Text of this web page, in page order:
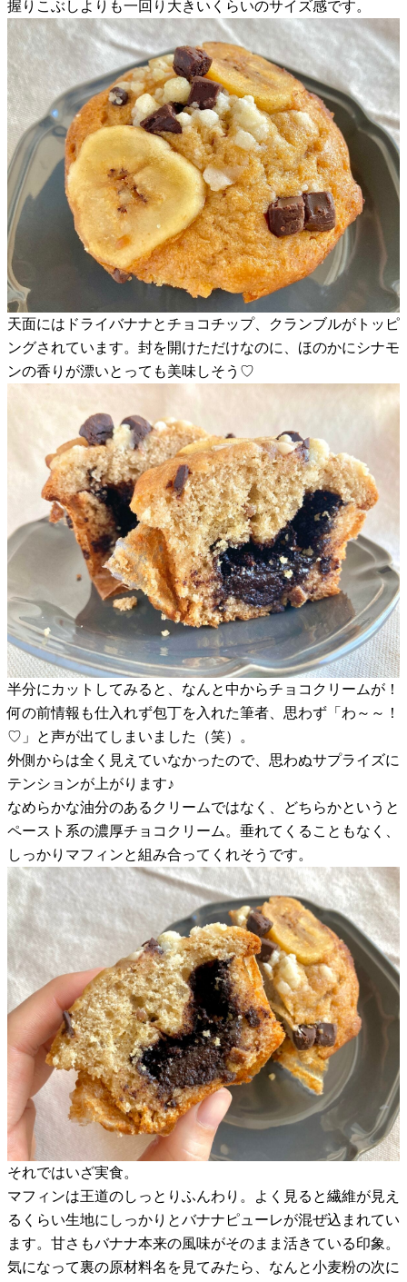
握りこぶしよりも一回り大きいくらいのサイズ感です。
天面にはドライバナナとチョコチップ、クランブルがトッピ
ングされています。封を開けただけなのに、ほのかにシナモ
ンの香りが漂いとっても美味しそう♡
半分にカットしてみると、なんと中からチョコクリームが！
何の前情報も仕入れず包丁を入れた筆者、思わず「わ～～！
♡」と声が出てしまいました（笑）。
外側からは全く見えていなかったので、思わぬサプライズに
テンションが上がります♪
なめらかな油分のあるクリームではなく、どちらかというと
ペースト系の濃厚チョコクリーム。垂れてくることもなく、
しっかりマフィンと組み合ってくれそうです。
それではいざ実食。
マフィンは王道のしっとりふんわり。よく見ると繊維が見え
るくらい生地にしっかりとバナナピューレが混ぜ込まれてい
ます。甘さもバナナ本来の風味がそのまま活きている印象。
気になって裏の原材料名を見てみたら、なんと小麦粉の次に